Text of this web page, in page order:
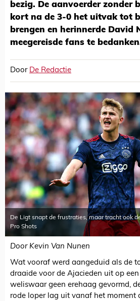
bezig. De aanvoerder zonder
kort na de 3-0 het uitvak tot
brengen en herinnerde David
meegereisde fans te
Door De Redactie
De Ligt snapt de frustraties, maar tracht ook
Pro Shots
Door Kevin Van Nunen
Wat vooraf werd aangeduid als de
draaide voor de Ajacieden uit op
weliswaar geen erehaag gevormd,
rode loper lag uit vanaf het moment